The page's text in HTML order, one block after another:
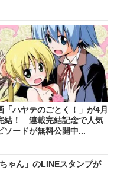
「ハヤテのごとく！」が4月
結！ 連載完結記念で人気
ソードが無料公開中...
ゃん」のLINEスタンプが